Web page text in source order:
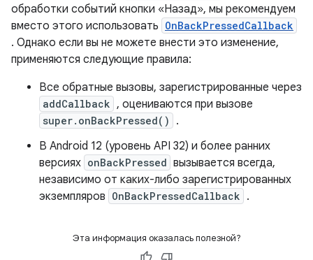
обработки событий кнопки «Назад», мы рекомендуем
вместо этого использовать OnBackPressedCallback
. Однако если вы не можете внести это изменение,
применяются следующие правила:
Все обратные вызовы, зарегистрированные через
addCallback , оцениваются при вызове
super.onBackPressed()
.
В Android 12 (уровень API 32) и более ранних
версиях onBackPressed вызывается всегда,
независимо от каких-либо зарегистрированных
экземпляров OnBackPressedCallback .
Эта информация оказалась полезной?